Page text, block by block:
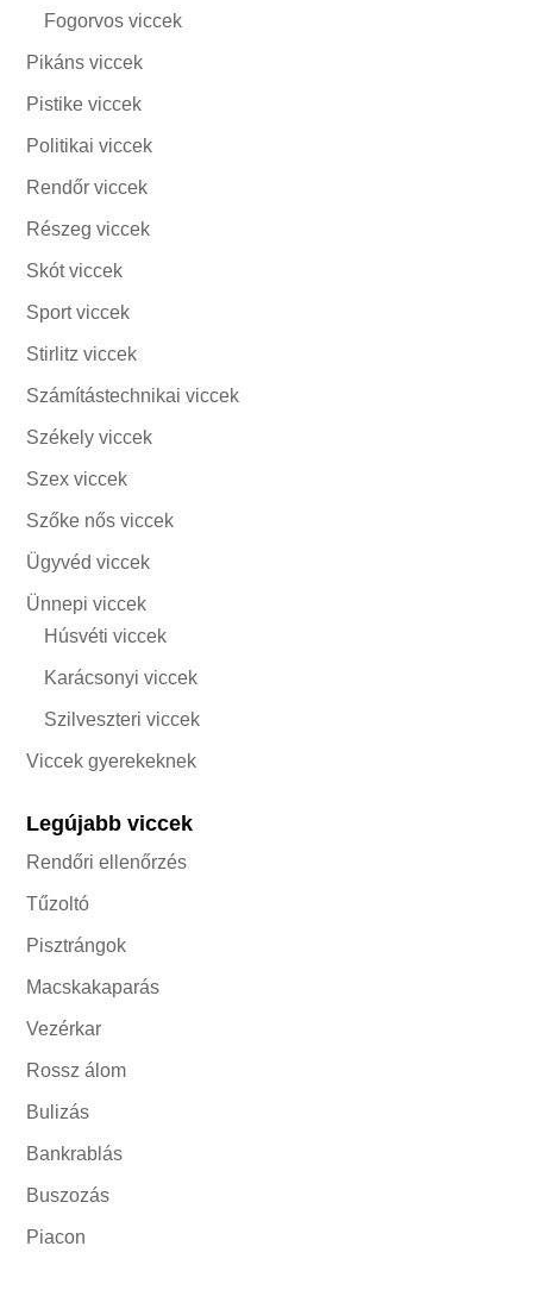
Fogorvos viccek
Pikáns viccek
Pistike viccek
Politikai viccek
Rendőr viccek
Részeg viccek
Skót viccek
Sport viccek
Stirlitz viccek
Számítástechnikai viccek
Székely viccek
Szex viccek
Szőke nős viccek
Ügyvéd viccek
Ünnepi viccek
Húsvéti viccek
Karácsonyi viccek
Szilveszteri viccek
Viccek gyerekeknek
Legújabb viccek
Rendőri ellenőrzés
Tűzoltó
Pisztrángok
Macskakaparás
Vezérkar
Rossz álom
Bulizás
Bankrablás
Buszozás
Piacon